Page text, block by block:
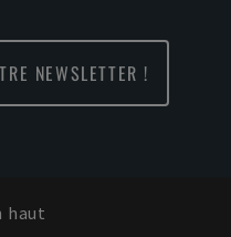
NEWSLETTER !
haut